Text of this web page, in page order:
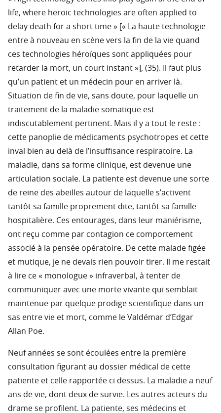
life, where heroic technologies are often applied to
delay death for a short time » [« La haute technologie
entre à nouveau en scène vers la fin de la vie quand
ces technologies héroïques sont appliquées pour
retarder la mort, un court instant »], (35). Il faut plus
qu’un patient et un médecin pour en arriver là.
Situation de fin de vie, sans doute, pour laquelle un
traitement de la maladie somatique est
indiscutablement pertinent. Mais il y a tout le reste :
cette panoplie de médicaments psychotropes et cette
inval bien au delà de l’insuffisance respiratoire. La
maladie, dans sa forme clinique, est devenue une
articulation sociale. La patiente est devenue une sorte
de reine des abeilles autour de laquelle s’activent
tantôt sa famille proprement dite, tantôt sa famille
hospitalière. Ces entourages, dans leur maniérisme,
ont reçu comme par contagion ce comportement
associé à la pensée opératoire. De cette malade figée
et mutique, je ne devais rien pouvoir tirer. Il me restait
à lire ce « monologue » infraverbal, à tenter de
communiquer avec une morte vivante qui semblait
maintenue par quelque prodige scientifique dans un
sas entre vie et mort, comme le Valdémar d’Edgar
Allan Poe.
Neuf années se sont écoulées entre la première
consultation figurant au dossier médical de cette
patiente et celle rapportée ci dessus. La maladie a neuf
ans de vie, dont deux de survie. Les autres acteurs du
drame se profilent. La patiente, ses médecins et